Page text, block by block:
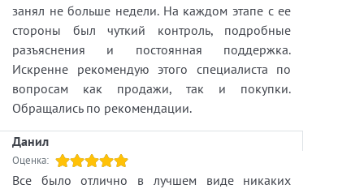
занял не больше недели. На каждом этапе с ее
стороны был чуткий контроль, подробные
разъяснения и постоянная поддержка.
Искренне рекомендую этого специалиста по
вопросам как продажи, так и покупки.
Обращались по рекомендации.
Данил
Оценка:
Все было отлично в лучшем виде никаких